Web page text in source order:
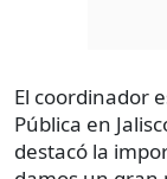
El coordinador
Pública en
destacó la